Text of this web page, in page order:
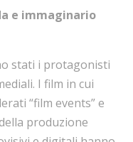
e immaginario
stati i protagonisti
I film in cui
“film events” e
produzione